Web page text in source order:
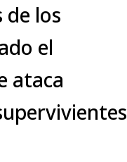
los
el
ataca